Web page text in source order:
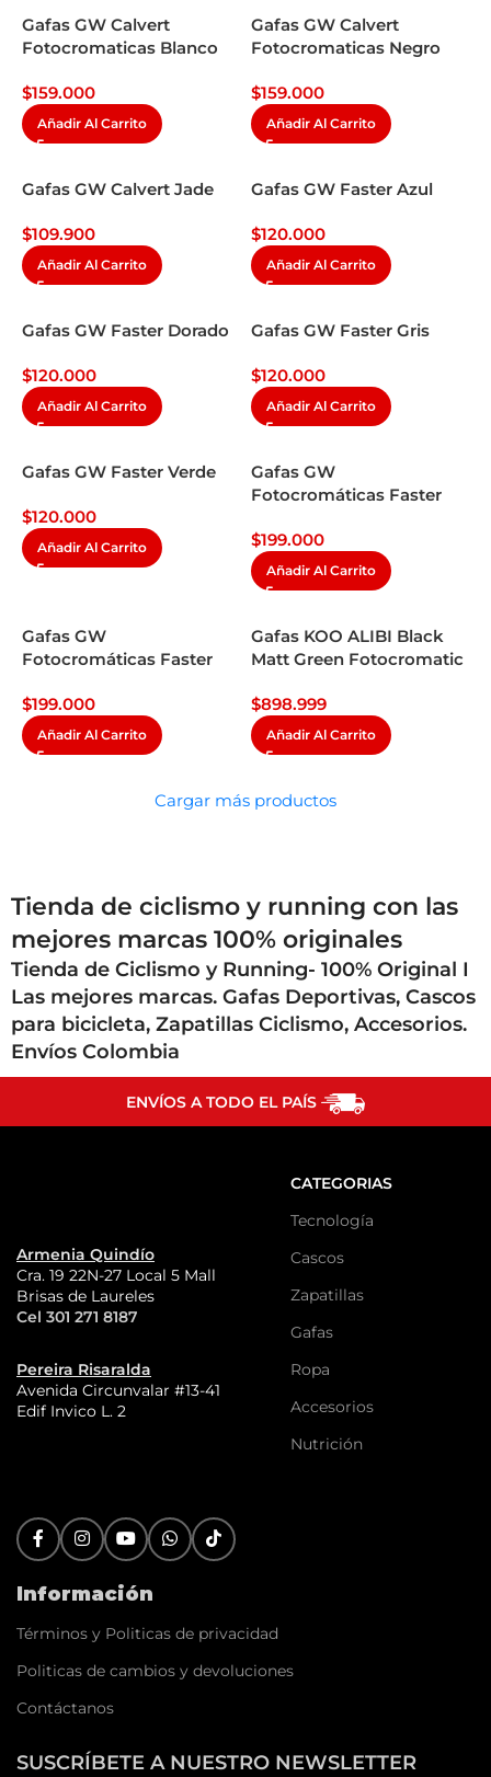
Gafas GW Calvert
Fotocromaticas Blanco
$159.000
Añadir Al Carrito
Gafas GW Calvert
Fotocromaticas Negro
$159.000
Añadir Al Carrito
Gafas GW Calvert Jade
$109.900
Añadir Al Carrito
Gafas GW Faster Azul
$120.000
Añadir Al Carrito
Gafas GW Faster Dorado
$120.000
Añadir Al Carrito
Gafas GW Faster Gris
$120.000
Añadir Al Carrito
Gafas GW Faster Verde
$120.000
Añadir Al Carrito
Gafas GW
Fotocromáticas Faster
$199.000
Añadir Al Carrito
Gafas GW
Fotocromáticas Faster
$199.000
Añadir Al Carrito
Gafas KOO ALIBI Black
Matt Green Fotocromatic
$898.999
Añadir Al Carrito
Cargar más productos
Tienda de ciclismo y running con las
mejores marcas 100% originales
Tienda de Ciclismo y Running- 100% Original I
Las mejores marcas. Gafas Deportivas, Cascos
para bicicleta, Zapatillas Ciclismo, Accesorios.
Envíos Colombia
ENVÍOS A TODO EL PAÍS
Armenia Quindío
Cra. 19 22N-27 Local 5 Mall
Brisas de Laureles
Cel 301 271 8187
Pereira Risaralda
Avenida Circunvalar #13-41
Edif Invico L. 2
CATEGORIAS
Tecnología
Cascos
Zapatillas
Gafas
Ropa
Accesorios
Nutrición
Información
Términos y Politicas de privacidad
Politicas de cambios y devoluciones
Contáctanos
SUSCRÍBETE A NUESTRO NEWSLETTER